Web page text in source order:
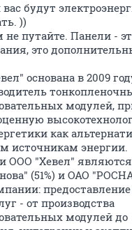
будут
))
не путайте. Панели -
это
основана в 2009
модулей,
как
источникам энергии.
ООО "Хевел"
(51%) и ОАО
- от производства
модулей до